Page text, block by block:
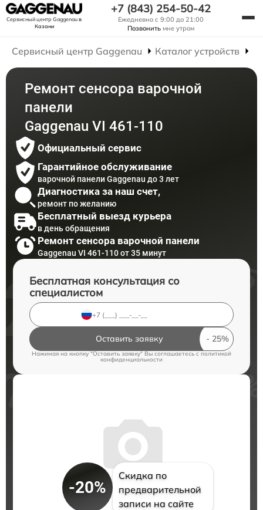
Сервисный центр Gaggenauв
Казани
+7 (843) 254-50-42
Ежедневно с 9:00 до 21:00
Позвонить мне утром
Сервисный центр Gaggenau Каталог устройств
Ремонт сенсора варочной
панели
Gaggenau VI 461-110
Официальный сервис
Гарантийное обслуживание
варочной панели Gaggenau до 3 лет
Диагностика за наш счет,
ремонт по желанию
Бесплатный выезд курьера
в день обращения
Ремонт сенсора варочной панели
Gaggenau VI 461-110 от 35 минут
Бесплатная консультация со
специалистом
Оставить заявку
Нажимая на кнопку "Оставить заявку" Вы соглашаетесь cполитикой
конфиденциальности
-20%
Скидка по
предварительной
записи на сайте